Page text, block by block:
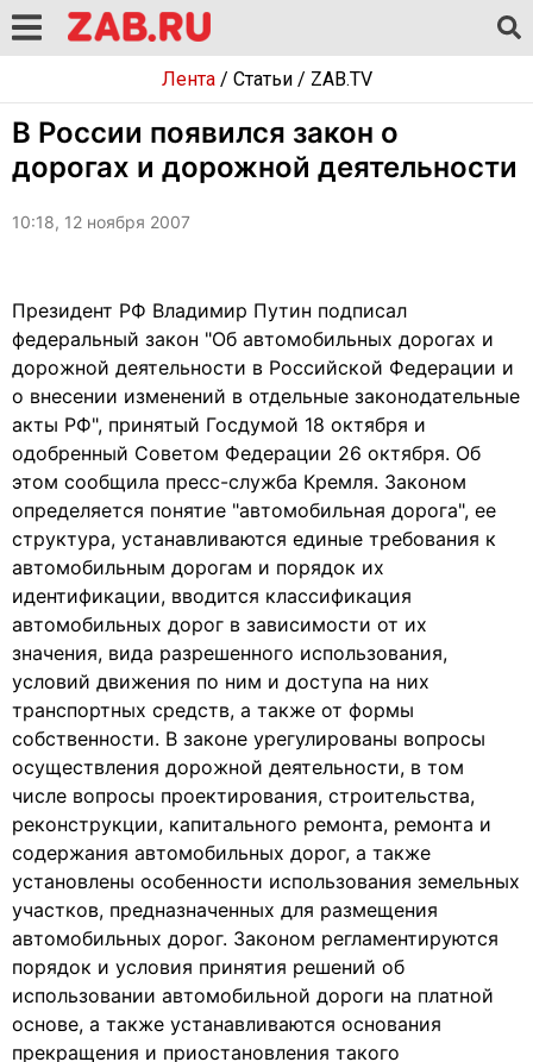
Лента/ Статьи/ ZAB.TV
В России появился закон о
дорогах и дорожной деятельности
10:18, 12 ноября 2007
Президент РФ Владимир Путин подписал
федеральный закон "Об автомобильных дорогах и
дорожной деятельности в Российской Федерации и
о внесении изменений в отдельные законодательные
акты РФ", принятый Госдумой 18 октября и
одобренный Советом Федерации 26 октября. Об
этом сообщила пресс-служба Кремля. Законом
определяется понятие "автомобильная дорога", ее
структура, устанавливаются единые требования к
автомобильным дорогам и порядок их
идентификации, вводится классификация
автомобильных дорог в зависимости от их
значения, вида разрешенного использования,
условий движения по ним и доступа на них
транспортных средств, а также от формы
собственности. В законе урегулированы вопросы
осуществления дорожной деятельности, в том
числе вопросы проектирования, строительства,
реконструкции, капитального ремонта, ремонта и
содержания автомобильных дорог, а также
установлены особенности использования земельных
участков, предназначенных для размещения
автомобильных дорог. Законом регламентируются
порядок и условия принятия решений об
использовании автомобильной дороги на платной
основе, а также устанавливаются основания
прекращения и приостановления такого